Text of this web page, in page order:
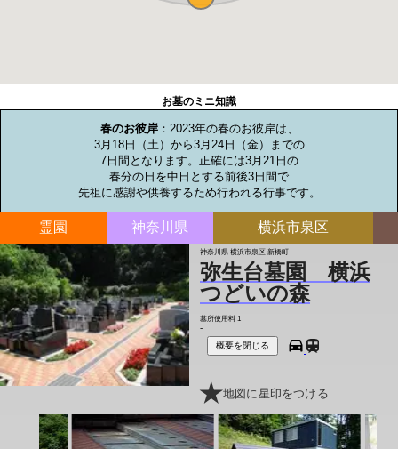
お墓のミニ知識
春のお彼岸：2023年の春のお彼岸は、
3月18日（土）から3月24日（金）までの
7日間となります。正確には3月21日の
春分の日を中日とする前後3日間で
先祖に感謝や供養するため行われる行事です。
霊園 神奈川県 横浜市泉区
神奈川県 横浜市泉区 新橋町
弥生台墓園 横浜
つどいの森
墓所使用料 1
-
概要を閉じる
地図に星印をつける